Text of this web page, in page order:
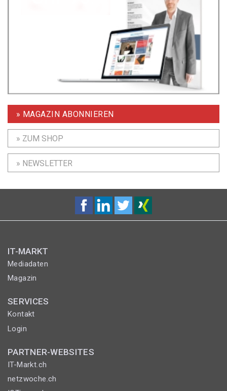
» MAGAZIN ABONNIEREN
» ZUM SHOP
» NEWSLETTER
IT-MARKT
Mediadaten
Magazin
SERVICES
Kontakt
Login
PARTNER-WEBSITES
IT-Markt.ch
netzwoche.ch